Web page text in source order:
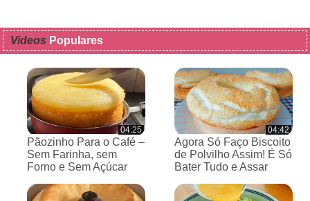
Videos Populares
04:25
Pãozinho Para o Café –
Sem Farinha, sem
Forno e Sem Açúcar
04:42
Agora Só Faço Biscoito
de Polvilho Assim! É Só
Bater Tudo e Assar